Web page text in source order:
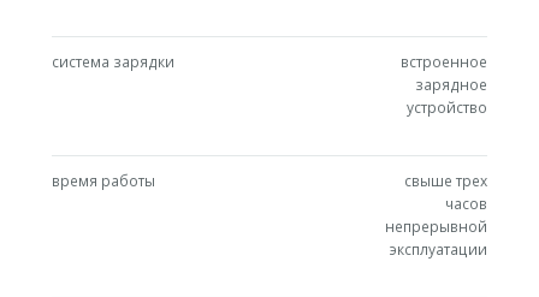
система зарядки
встроенное
зарядное
устройство
время работы
свыше трех
часов
непрерывной
эксплуатации